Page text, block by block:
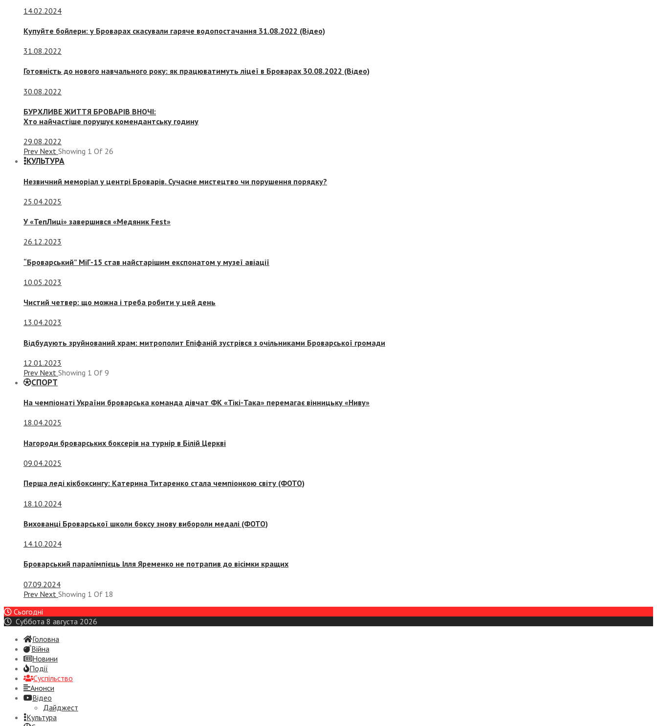
14.02.2024
Купуйте бойлери: у Броварах скасували гаряче водопостачання 31.08.2022 (Відео)
31.08.2022
Готовність до нового навчального року: як працюватимуть ліцеї в Броварах 30.08.2022 (Відео)
30.08.2022
БУРХЛИВЕ ЖИТТЯ БРОВАРІВ ВНОЧІ:
Хто найчастіше порушує комендантську годину
29.08.2022
Prev Next Showing 1 Of 26
КУЛЬТУРА
Незвичний меморіал у центрі Броварів. Сучасне мистецтво чи порушення порядку?
25.04.2025
У «ТепЛиці» завершився «Медяник Fest»
26.12.2023
“Броварський” МіГ-15 став найстарішим експонатом у музеї авіації
10.05.2023
Чистий четвер: що можна і треба робити у цей день
13.04.2023
Відбудують зруйнований храм: митрополит Епіфаній зустрівся з очільниками Броварської громади
12.01.2023
Prev Next Showing 1 Of 9
СПОРТ
На чемпіонаті України броварська команда дівчат ФК «Тікі-Така» перемагає вінницьку «Ниву»
18.04.2025
Нагороди броварських боксерів на турнір в Білій Церкві
09.04.2025
Перша леді кікбоксингу: Катерина Титаренко стала чемпіонкою світу (ФОТО)
18.10.2024
Вихованці Броварської школи боксу знову вибороли медалі (ФОТО)
14.10.2024
Броварський паралімпієць Ілля Яременко не потрапив до вісімки кращих
07.09.2024
Prev Next Showing 1 Of 18
Сьогодні
Суббота 8 августа 2026
Головна
Війна
Новини
Події
Суспiльство
Анонси
Відео
Дайджест
Культура